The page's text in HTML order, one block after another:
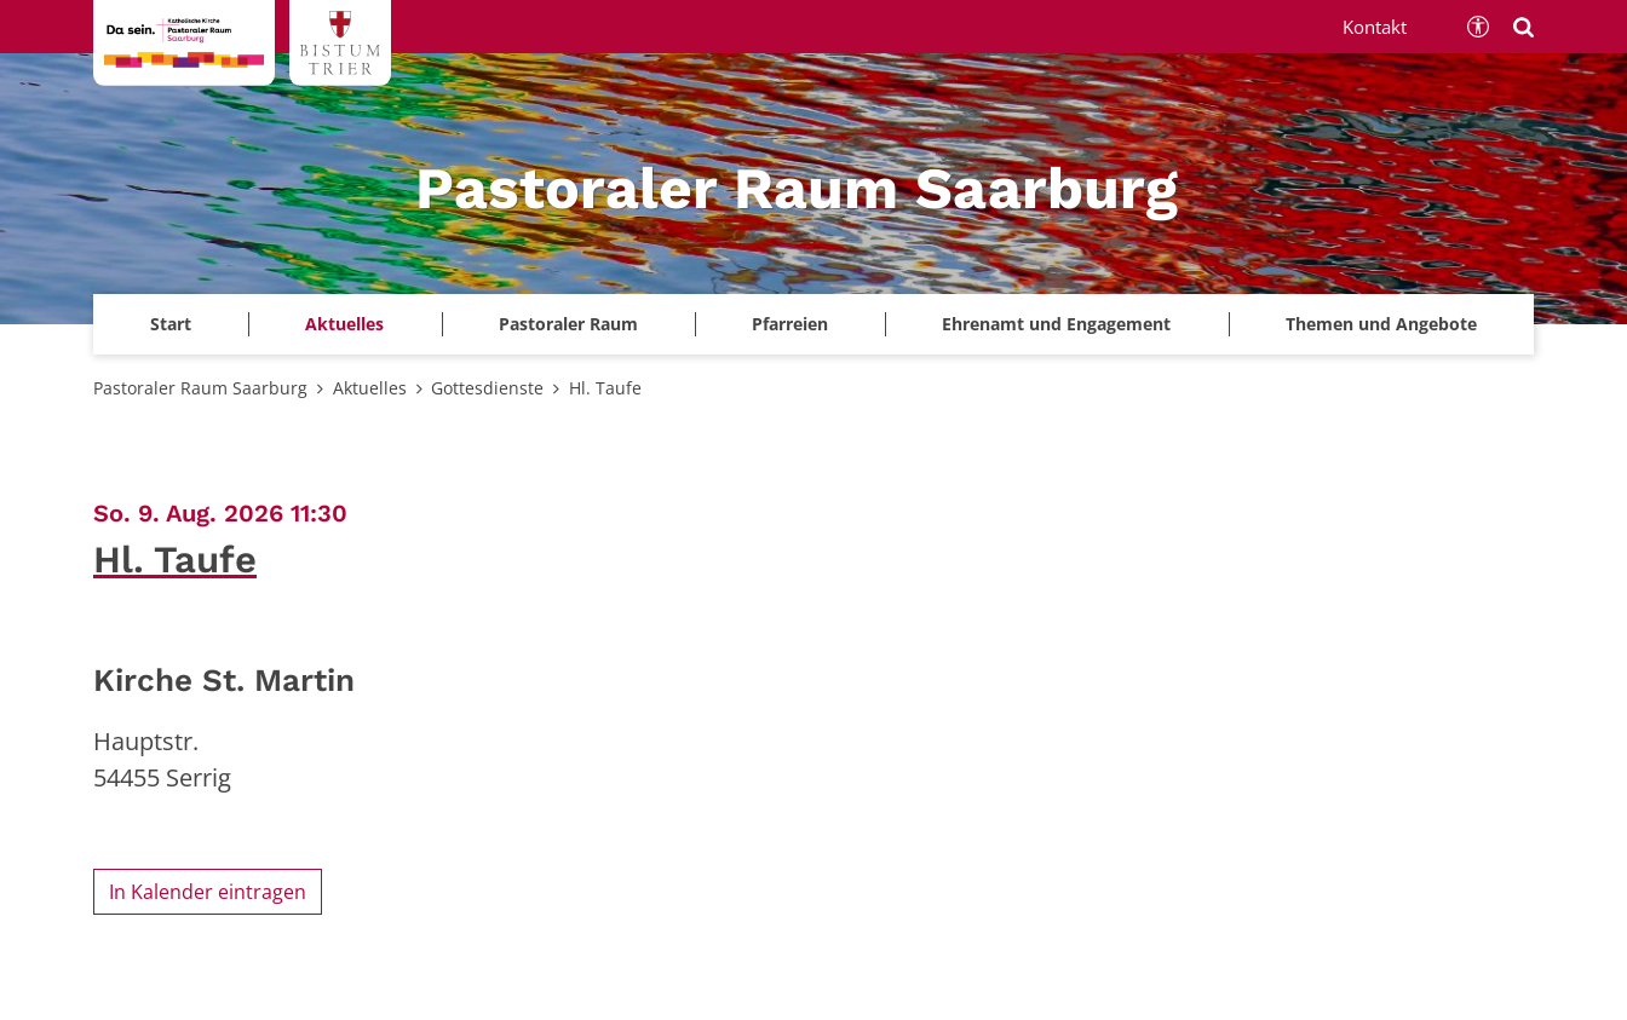
Zum Inhalt springen
Pastoraler Raum Saarburg
Start Aktuelles Pastoraler Raum Pfarreien Ehrenamt und Engagement Themen und Angebote
Kontakt
Pastoraler Raum Saarburg Aktuelles Gottesdienste Hl. Taufe
So. 9. Aug. 2026 11:30
Hl. Taufe
Kirche St. Martin
Hauptstr.
54455 Serrig
In Kalender eintragen